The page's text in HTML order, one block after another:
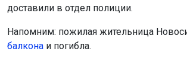
доставили в отдел полиции.
Напомним: пожилая жительница
балкона и погибла.